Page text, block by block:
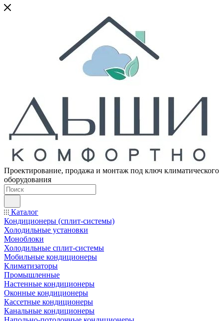
Проектирование, продажа и монтаж под ключ климатического
оборудования
Каталог
Кондиционеры (сплит-системы)
Холодильные установки
Моноблоки
Холодильные сплит-системы
Мобильные кондиционеры
Климатизаторы
Промышленные
Настенные кондиционеры
Оконные кондиционеры
Кассетные кондиционеры
Канальные кондиционеры